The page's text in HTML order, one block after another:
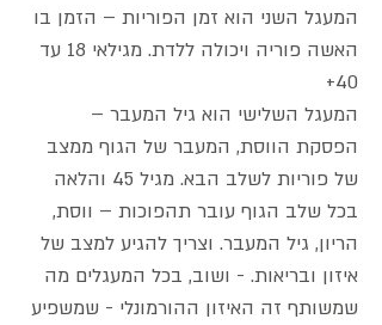
המעגל השני הוא זמן הפוריות – הזמן בו
האשה פוריה ויכולה ללדת. מגילאי 18 עד
40+
המעגל השלישי הוא גיל המעבר –
הפסקת הווסת, המעבר של הגוף ממצב
של פוריות לשלב הבא. מגיל 45 והלאה
בכל שלב הגוף עובר תהפוכות – ווסת,
הריון, גיל המעבר. וצריך להגיע למצב של
איזון ובריאות. - ושוב, בכל המעגלים מה
שמשותף זה האיזון ההורמונלי - שמשפיע